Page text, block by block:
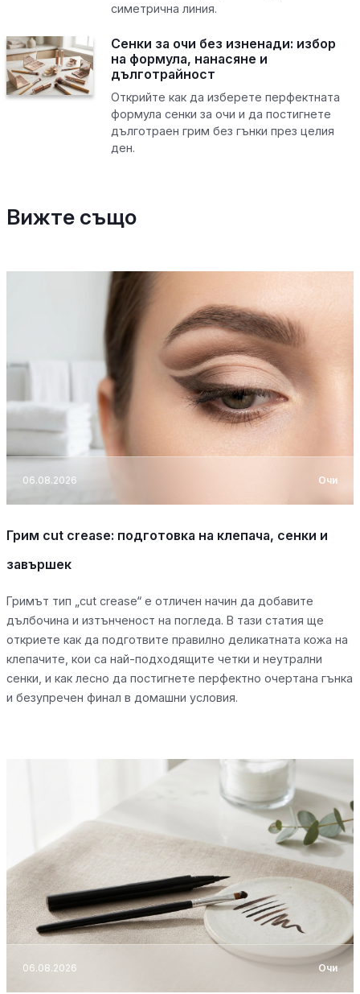
симетрична линия.
Сенки за очи без изненади: избор
на формула, нанасяне и
дълготрайност
Открийте как да изберете перфектната
формула сенки за очи и да постигнете
дълготраен грим без гънки през целия
ден.
Вижте също
06.08.2026 Очи
Грим cut crease: подготовка на клепача, сенки и
завършек
Гримът тип „cut crease“ е отличен начин да добавите
дълбочина и изтънченост на погледа. В тази статия ще
откриете как да подготвите правилно деликатната кожа на
клепачите, кои са най-подходящите четки и неутрални
сенки, и как лесно да постигнете перфектно очертана гънка
и безупречен финал в домашни условия.
06.08.2026 Очи